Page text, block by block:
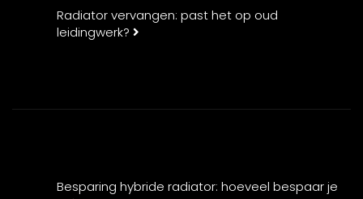
Radiator vervangen: past het op oud
leidingwerk?
Besparing hybride radiator: hoeveel bespaar je